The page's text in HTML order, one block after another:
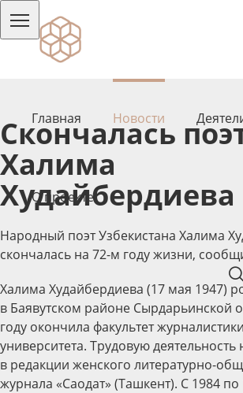
Главная Новости
О проекте
Скончалась
Халима
Худайбердиева
Народный поэт Узбекистана Халима
скончалась на 72-м году жизни,
Халима Худайбердиева (17 мая 1947)
в Баявутском районе Сырдарьинской
году окончила факультет
университета. Трудовую деятельность
в редакции женского литературно-
журнала «Саодат» (Ташкент). С 1984 по